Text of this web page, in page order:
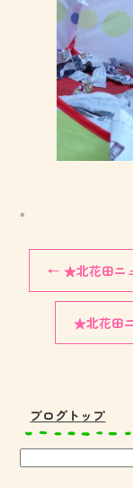
。
← ★北花田ニ
★北花田
ブログトップ